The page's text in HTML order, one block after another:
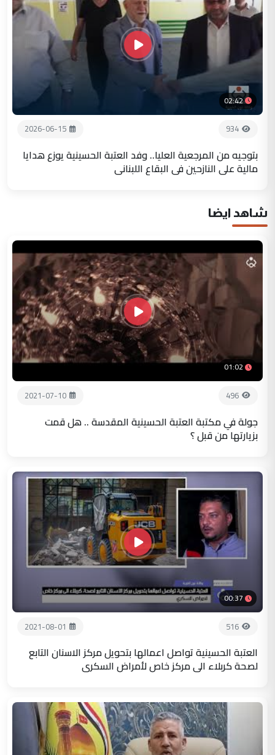
02:42
934
2026-06-15
بتوجيه من المرجعية العليا.. وفد العتبة الحسينية يوزع هدايا
مالية على النازحين في البقاع اللبناني
شاهد ايضا
01:02
496
2021-07-10
جولة في مكتبة العتبة الحسينية المقدسة .. هل قمت
بزيارتها من قبل ؟
00:37
516
2021-08-01
العتبة الحسينية تواصل اعمالها بتحويل مركز الاسنان التابع
لصحة كربلاء الى مركز خاص لأمراض السكري